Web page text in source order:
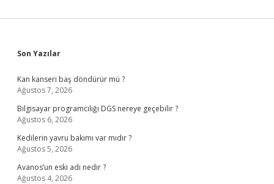
Sidebar
Son Yazılar
Kan kanseri baş döndürür mü ?
Ağustos 7, 2026
Bilgisayar programcılığı DGS nereye geçebilir ?
Ağustos 6, 2026
Kedilerin yavru bakımı var mıdır ?
Ağustos 5, 2026
Avanos’un eski adı nedir ?
Ağustos 4, 2026